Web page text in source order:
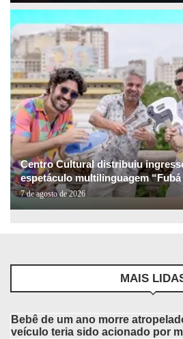
Centro Cultural distribuiu
espetáculo multilinguagem
7 de agosto de 2026
MAIS
Bebê de um ano morre
veículo teria sido acionado por